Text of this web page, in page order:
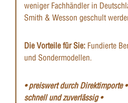
weniger Fachhändler in
Smith & Wesson geschult
Die Vorteile für Sie: Fundierte
und Sondermodellen.
• preiswert durch Direktimporte
schnell und zuverlässig •